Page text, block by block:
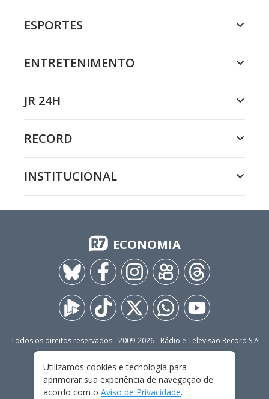
ESPORTES
ENTRETENIMENTO
JR 24H
RECORD
INSTITUCIONAL
ECONOMIA
Todos os direitos reservados - 2009-2026- Rádio e Televisão Record S.A
FALE CONOSCO
PRIVACIDADE
TERMOS E CONDIÇÕES DE USO
Utilizamos cookies e tecnologia para
aprimorar sua experiência de navegação de
acordo com o Aviso de Privacidade.